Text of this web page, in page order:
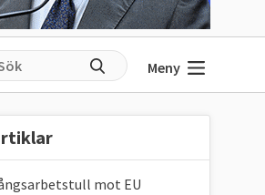
Meny
mot EU